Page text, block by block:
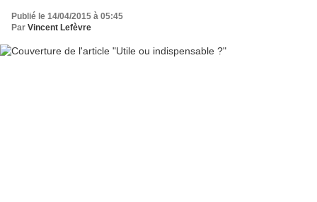
Publié le 14/04/2015 à 05:45
Par Vincent Lefèvre